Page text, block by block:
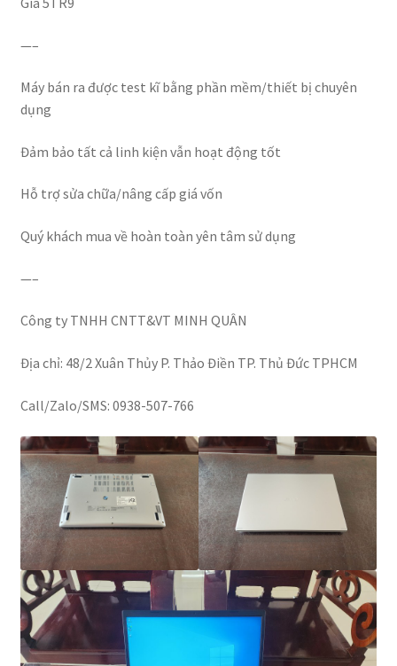
—–
Máy bán ra được test kĩ bằng phần mềm/thiết bị chuyên
dụng
Đảm bảo tất cả linh kiện vẫn hoạt động tốt
Hỗ trợ sửa chữa/nâng cấp giá vốn
Quý khách mua về hoàn toàn yên tâm sử dụng
—–
Công ty TNHH CNTT&VT MINH QUÂN
Địa chỉ: 48/2 Xuân Thủy P. Thảo Điền TP. Thủ Đức TPHCM
Call/Zalo/SMS: 0938-507-766